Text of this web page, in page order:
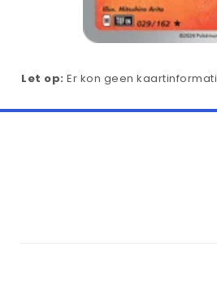
Let op: Er kon geen